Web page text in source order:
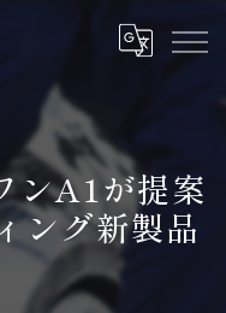
ンA1が提案
ング新製品